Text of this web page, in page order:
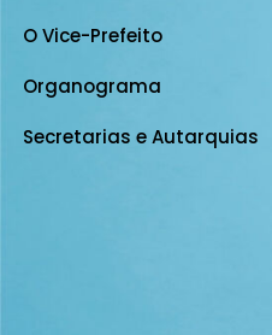
O Vice-Prefeito
Organograma
Secretarias e Autarquias